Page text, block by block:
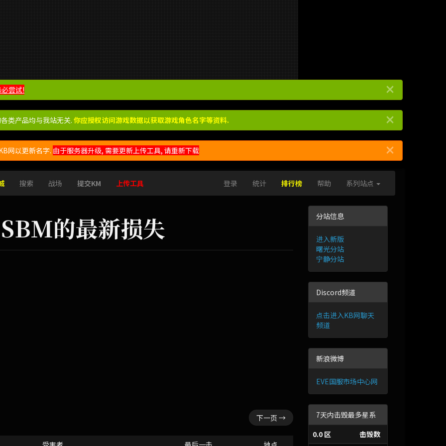
×
尝试!
×
类产品均与我站无关. 你应授权访问游戏数据以获取游戏角色名字等资料.
×
网以更新名字. 由于服务器升级, 需要更新上传工具, 请重新下载
搜索 战场 提交KM 上传工具 登录 统计 排行榜 帮助 系列站点
的最新损失
下一页 →
分站信息
进入新版
曙光分站
宁静分站
Discord频道
点击进入KB网聊天
频道
新浪微博
EVE国服市场中心网
7天内击毁最多星系
0.0 区
击毁数